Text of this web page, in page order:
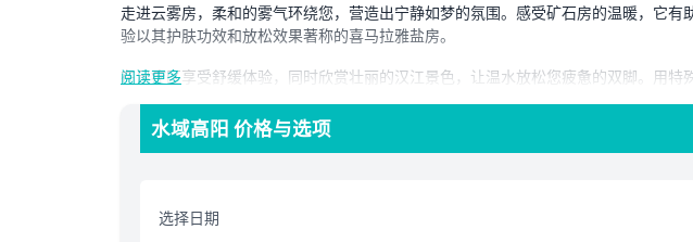
走进云雾房，柔和的雾气环绕您，营造出宁静如梦的氛围。感受矿石房的温暖，它有
验以其护肤功效和放松效果著称的喜马拉雅盐房。
在足疗区享受舒缓体验，同时欣赏壮丽的汉江景色，让温水放松您疲惫的双脚。用特
疗法，促进血液循环和深度放松。
Aquafield 韩国还提供多种健康空间，供您放松身心，忘却压力。无论您想排毒、改
凭借现代设施和宁静氛围，Aquafield 韩国是家庭、情侣和独自游客寻找放松之旅的
尽享在 Aquafield 韩国的极致舒适和疗愈日！
阅读更多
水域高阳 价格与选项
选择日期